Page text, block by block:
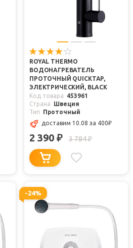
ROYAL THERMO
ВОДОНАГРЕВАТЕЛЬ
ПРОТОЧНЫЙ QUICKTAP,
ЭЛЕКТРИЧЕСКИЙ, BLACK
Код товара
453961
Страна
Швеция
Тип
Проточный
доставим 10.08 за 400₽
2 390 ₽ 3 784₽
-24%